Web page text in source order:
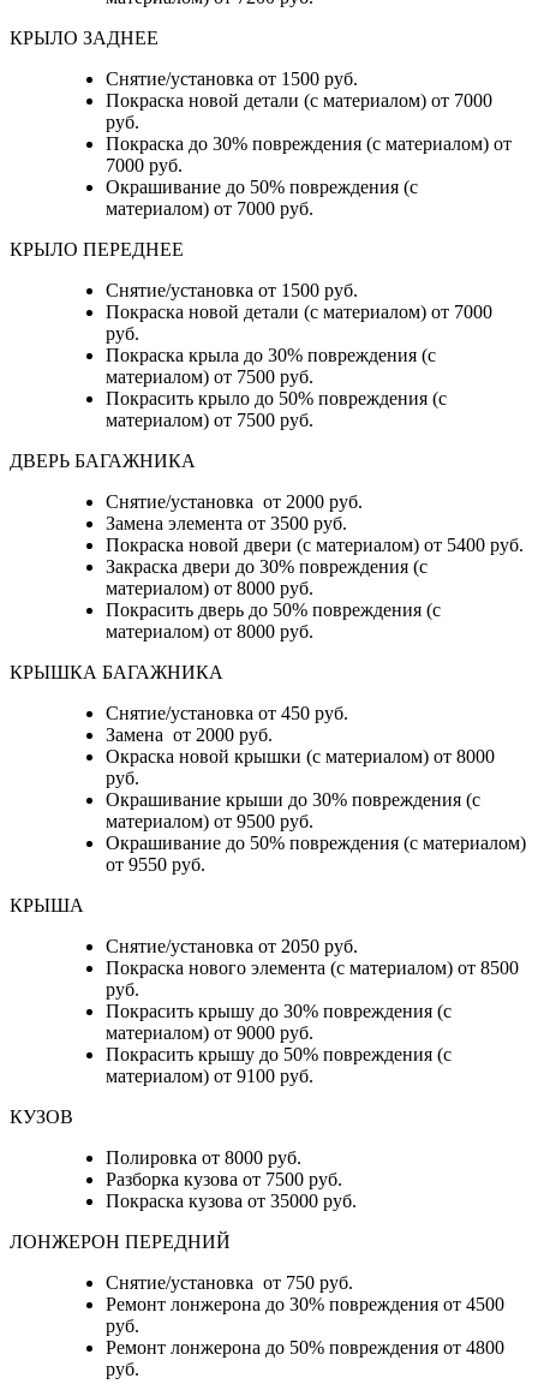
КРЫЛО ЗАДНЕЕ
Снятие/установка от 1500 руб.
Покраска новой детали (с материалом) от 7000
руб.
Покраска до 30% повреждения (с материалом) от
7000 руб.
Окрашивание до 50% повреждения (с
материалом) от 7000 руб.
КРЫЛО ПЕРЕДНЕЕ
Снятие/установка от 1500 руб.
Покраска новой детали (с материалом) от 7000
руб.
Покраска крыла до 30% повреждения (с
материалом) от 7500 руб.
Покрасить крыло до 50% повреждения (с
материалом) от 7500 руб.
ДВЕРЬ БАГАЖНИКА
Снятие/установка от 2000 руб.
Замена элемента от 3500 руб.
Покраска новой двери (с материалом) от 5400 руб.
Закраска двери до 30% повреждения (с
материалом) от 8000 руб.
Покрасить дверь до 50% повреждения (с
материалом) от 8000 руб.
КРЫШКА БАГАЖНИКА
Снятие/установка от 450 руб.
Замена от 2000 руб.
Окраска новой крышки (с материалом) от 8000
руб.
Окрашивание крыши до 30% повреждения (с
материалом) от 9500 руб.
Окрашивание до 50% повреждения (с материалом)
от 9550 руб.
КРЫША
Снятие/установка от 2050 руб.
Покраска нового элемента (с материалом) от 8500
руб.
Покрасить крышу до 30% повреждения (с
материалом) от 9000 руб.
Покрасить крышу до 50% повреждения (с
материалом) от 9100 руб.
КУЗОВ
Полировка от 8000 руб.
Разборка кузова от 7500 руб.
Покраска кузова от 35000 руб.
ЛОНЖЕРОН ПЕРЕДНИЙ
Снятие/установка от 750 руб.
Ремонт лонжерона до 30% повреждения от 4500
руб.
Ремонт лонжерона до 50% повреждения от 4800
руб.